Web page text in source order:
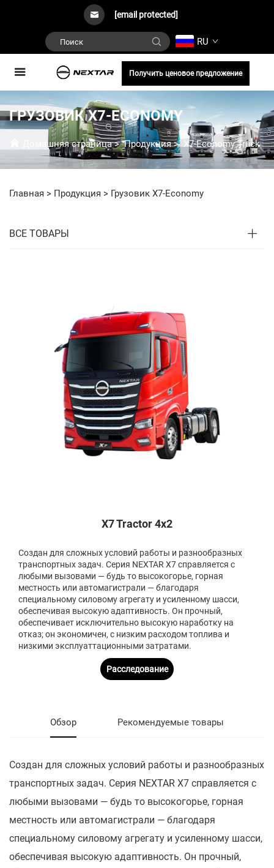
[email protected]
RU
Получить ценовое предложение
ГРУЗОВИК X7-ECONOMY
Домашняя страница>Продукция> X7-Economy Truck
Главная > Продукция > Грузовик X7-Economy
ВСЕ ТОВАРЫ
X7 Tractor 4x2
Создан для сложных условий работы и разнообразных
транспортных задач. Серия NEXTAR X7 справляется с
любыми вызовами — будь то высокогорье, горная
местность или автомагистрали — благодаря
специальному силовому агрегату и усиленному шасси,
обеспечивая высокую адаптивность. Он прочный,
обеспечивает исключительно высокую наработку на
отказ; он экономичен, с низким расходом топлива и
низкими эксплуаттационными затратами.
Расследование
Обзор Рекомендуемые товары
Создан для сложных условий работы и разнообразных
транспортных задач. Серия NEXTAR X7 справляется с
любыми вызовами — будь то высокогорье, горная
местность или автомагистрали — благодаря
специальному силовому агрегату и усиленному шасси,
обеспечивая высокую адаптивность. Он прочный,